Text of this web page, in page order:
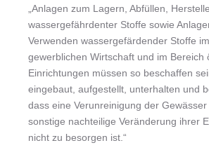
„Anlagen zum Lagern, Abfüllen,
wassergefährdenter Stoffe sowie
Verwenden wassergefärdender Stoffe
gewerblichen Wirtschaft und im Bereich
Einrichtungen müssen so beschaffen
eingebaut, aufgestellt, unterhalten und
dass eine Verunreinigung der
sonstige nachteilige Veränderung ihrer
nicht zu besorgen ist.“